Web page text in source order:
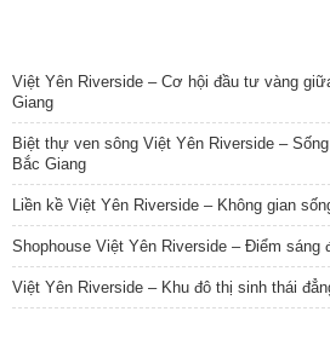
Việt Yên Riverside – Cơ hội đầu tư vàng
Giang
Biệt thự ven sông Việt Yên Riverside –
Bắc Giang
Liền kề Việt Yên Riverside – Không gian
Shophouse Việt Yên Riverside – Điểm
Việt Yên Riverside – Khu đô thị sinh thái